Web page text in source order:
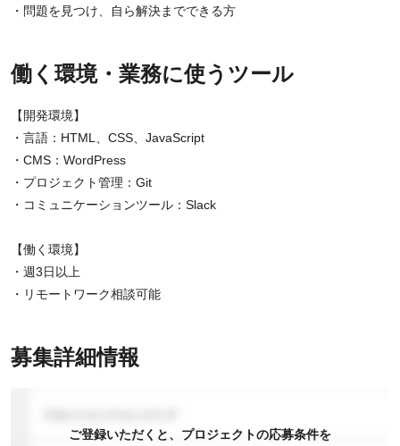
・問題を見つけ、自ら解決までできる方
働く環境・業務に使うツール
【開発環境】
・言語：HTML、CSS、JavaScript
・CMS：WordPress
・プロジェクト管理：Git
・コミュニケーションツール：Slack
【働く環境】
・週3日以上
・リモートワーク相談可能
募集詳細情報
ご登録いただくと、プロジェクトの応募条件を